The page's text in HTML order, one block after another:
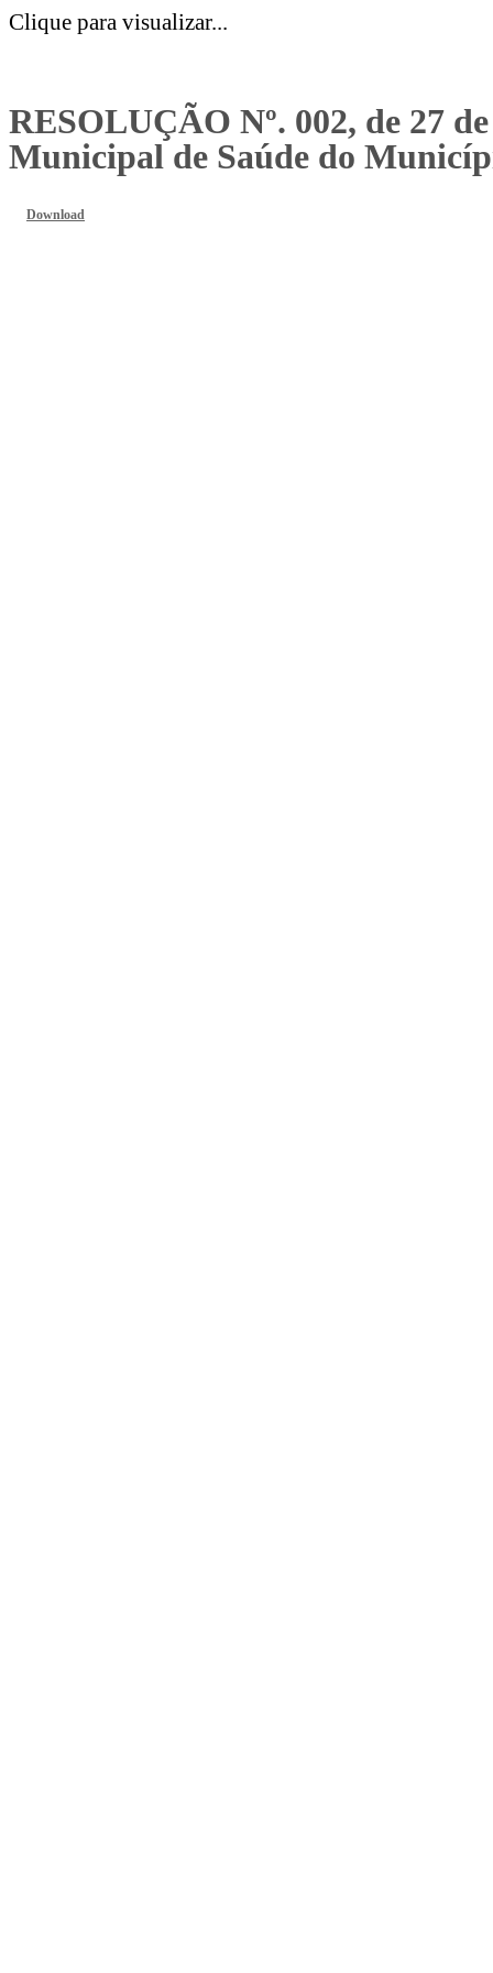
Clique para visualizar...
RESOLUÇÃO Nº. 002, de 27
Municipal de Saúde do
Download